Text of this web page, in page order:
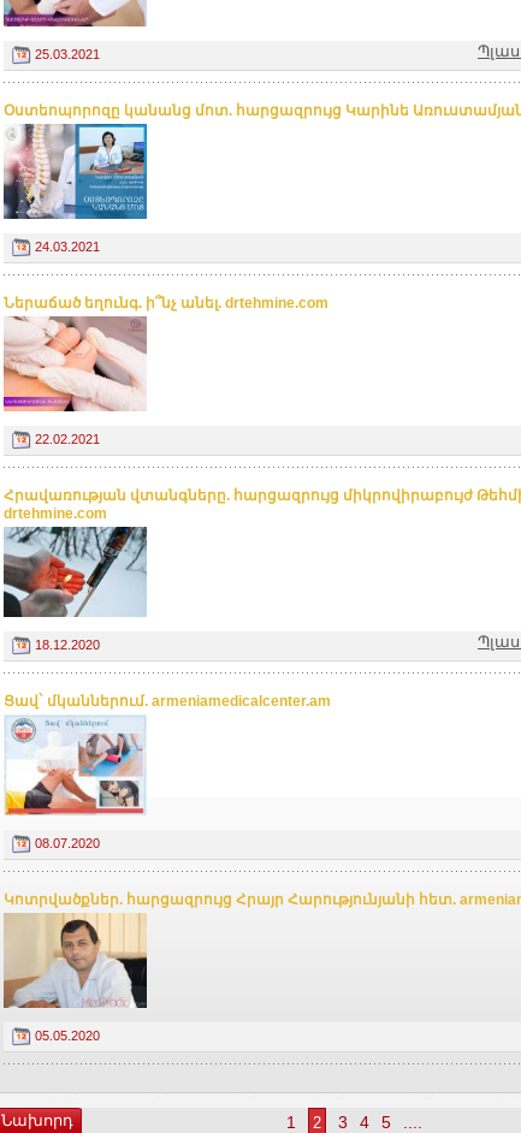
25.03.2021
Օստեոպորոզը կանանց մոտ. հարցազրույց Կարինե
24.03.2021
Ներաճած եղունգ. ի՞նչ անել. drtehmine.com
22.02.2021
Հրավառության վտանգները. հարցազրույց միկրովիրաբույժ
drtehmine.com
18.12.2020
Ցավ` մկաններում. armeniamedicalcenter.am
08.07.2020
Կոտրվածքներ. հարցազրույց Հրայր Հարությունյանի հետ.
05.05.2020
Նախորդ 1 2 3 4 5 ....